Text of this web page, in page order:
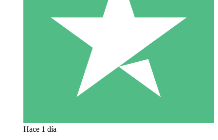
Hace 1 día